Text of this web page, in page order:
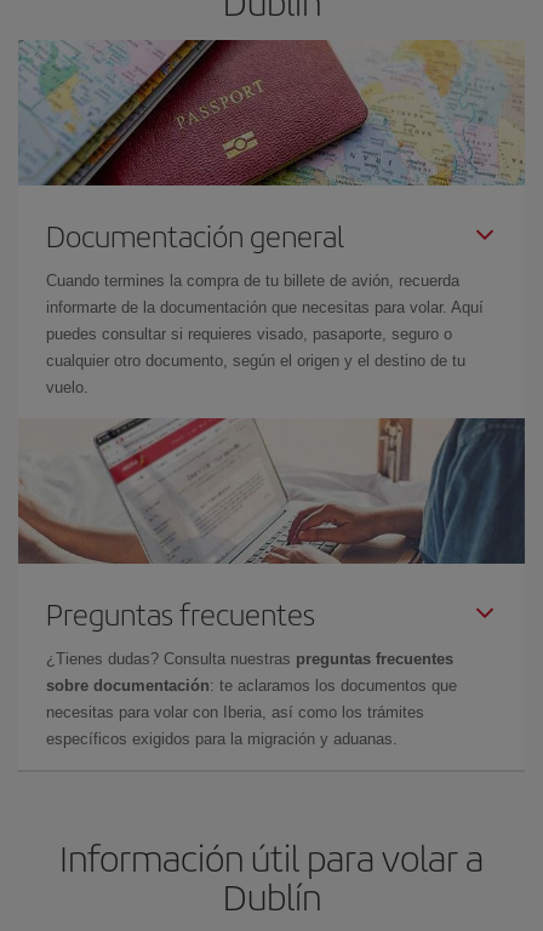
Documentación general
Cuando termines la compra de tu billete de avión, recuerda
informarte de la documentación que necesitas para volar. Aquí
puedes consultar si requieres visado, pasaporte, seguro o
cualquier otro documento, según el origen y el destino de tu
vuelo.
Preguntas frecuentes
¿Tienes dudas? Consulta nuestras preguntas frecuentes
sobre documentación: te aclaramos los documentos que
necesitas para volar con Iberia, así como los trámites
específicos exigidos para la migración y aduanas.
Información útil para volar a
Dublín